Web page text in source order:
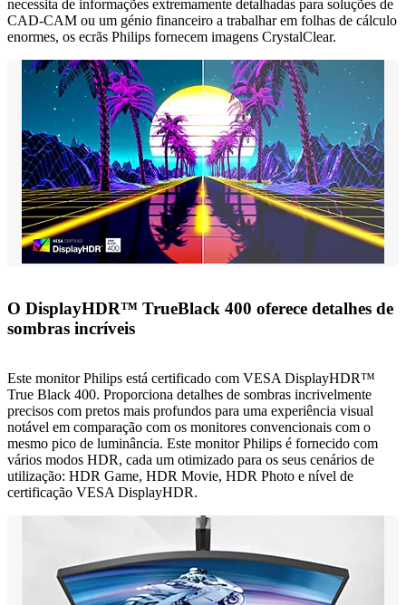
necessita de informações extremamente detalhadas para soluções de
CAD-CAM ou um génio financeiro a trabalhar em folhas de cálculo
enormes, os ecrãs Philips fornecem imagens CrystalClear.
O DisplayHDR™ TrueBlack 400 oferece detalhes de
sombras incríveis
Este monitor Philips está certificado com VESA DisplayHDR™
True Black 400. Proporciona detalhes de sombras incrivelmente
precisos com pretos mais profundos para uma experiência visual
notável em comparação com os monitores convencionais com o
mesmo pico de luminância. Este monitor Philips é fornecido com
vários modos HDR, cada um otimizado para os seus cenários de
utilização: HDR Game, HDR Movie, HDR Photo e nível de
certificação VESA DisplayHDR.